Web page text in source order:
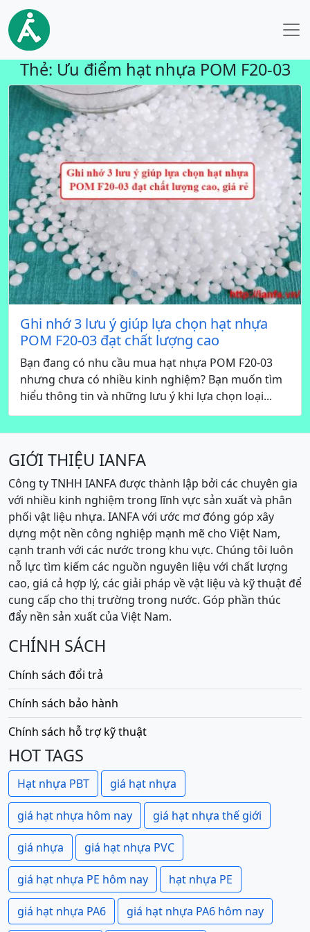
Thẻ: Ưu điểm hạt nhựa POM F20-03
Ghi nhớ 3 lưu ý giúp lựa chọn hạt nhựa
POM F20-03 đạt chất lượng cao
Bạn đang có nhu cầu mua hạt nhựa POM F20-03
nhưng chưa có nhiều kinh nghiệm? Bạn muốn tìm
hiểu thông tin và những lưu ý khi lựa chọn loại...
GIỚI THIỆU IANFA
Công ty TNHH IANFA được thành lập bởi các chuyên gia
với nhiều kinh nghiệm trong lĩnh vực sản xuất và phân
phối vật liệu nhựa. IANFA với ước mơ đóng góp xây
dựng một nền công nghiệp mạnh mẽ cho Việt Nam,
cạnh tranh với các nước trong khu vực. Chúng tôi luôn
nỗ lực tìm kiếm các nguồn nguyên liệu với chất lượng
cao, giá cả hợp lý, các giải pháp về vật liệu và kỹ thuật để
cung cấp cho thị trường trong nước. Góp phần thúc
đẩy nền sản xuất của Việt Nam.
CHÍNH SÁCH
Chính sách đổi trả
Chính sách bảo hành
Chính sách hỗ trợ kỹ thuật
HOT TAGS
Hạt nhựa PBT giá hạt nhựa
giá hạt nhựa hôm nay giá hạt nhựa thế giới
giá nhựa giá hạt nhựa PVC
giá hạt nhựa PE hôm nay hạt nhựa PE
giá hạt nhựa PA6 giá hạt nhựa PA6 hôm nay